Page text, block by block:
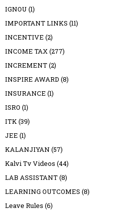
IGNOU (1)
IMPORTANT LINKS (11)
INCENTIVE (2)
INCOME TAX(277)
INCREMENT(2)
INSPIRE AWARD (8)
INSURANCE (1)
ISRO (1)
ITK(39)
JEE (1)
KALANJIYAN (57)
Kalvi Tv Videos (44)
LAB ASSISTANT(8)
LEARNING OUTCOMES (8)
Leave Rules (6)